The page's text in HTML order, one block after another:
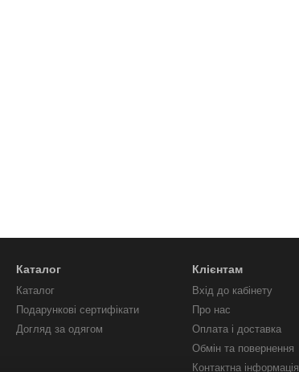
Каталог
Каталог
Подарункові сертифікати
Догляд за одягом
Клієнтам
Вхід до кабінету
Про нас
Оплата і доставка
Обмін та повернення
Контактна інформація